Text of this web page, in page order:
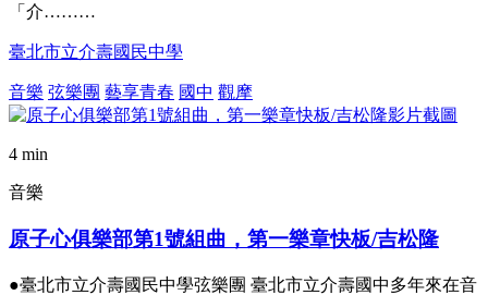
「介………
臺北市立介壽國民中學
音樂 弦樂團 藝享青春 國中 觀摩
4 min
音樂
原子心俱樂部第1號組曲，第一樂章快板/吉松隆
●臺北市立介壽國民中學弦樂團 臺北市立介壽國中多年來在音